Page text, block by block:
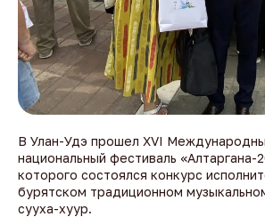
В Улан-Удэ прошел XVI
национальный фестиваль «Алтаргана-
которого состоялся конкурс
бурятском традиционном
сууха-хуур.